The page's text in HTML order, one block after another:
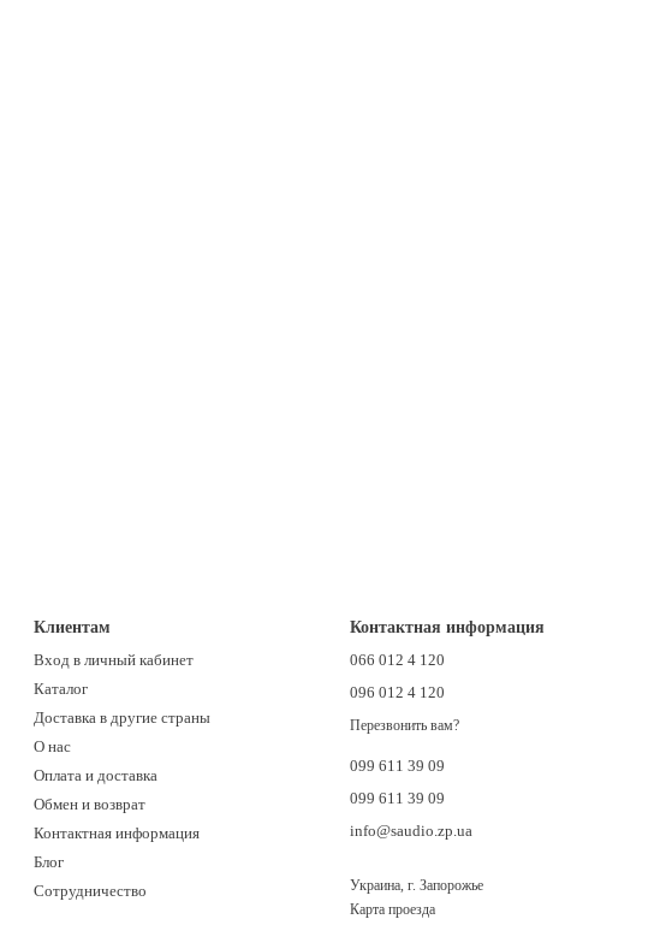
Клиентам
Вход в личный кабинет
Каталог
Доставка в другие страны
О нас
Оплата и доставка
Обмен и возврат
Контактная информация
Блог
Сотрудничество
Контактная информация
066 012 4 120
096 012 4 120
Перезвонить вам?
099 611 39 09
099 611 39 09
info@saudio.zp.ua
Украина, г. Запорожье
Карта проезда